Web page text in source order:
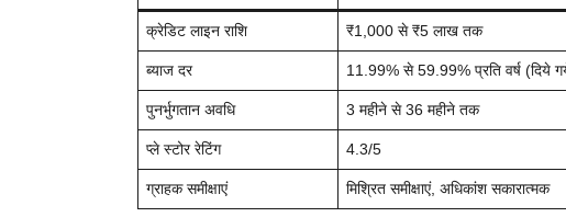
क्रेडिट लाइन राशि ₹1,000 से ₹5 लाख तक
ब्याज दर 11.99% से 59.99% प्रति वर्ष (दिये
पुनर्भुगतान अवधि 3 महीने से 36 महीने तक
प्ले स्टोर रेटिंग 4.3/5
ग्राहक समीक्षाएं मिश्रित समीक्षाएं, अधिकांश सकारात्मक